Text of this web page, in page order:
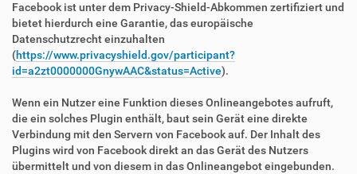
Facebook ist unter dem Privacy-Shield-Abkommen zertifiziert und
bietet hierdurch eine Garantie, das europäische
Datenschutzrecht einzuhalten
(https://www.privacyshield.gov/participant?
id=a2zt0000000GnywAAC&status=Active).
Wenn ein Nutzer eine Funktion dieses Onlineangebotes aufruft,
die ein solches Plugin enthält, baut sein Gerät eine direkte
Verbindung mit den Servern von Facebook auf. Der Inhalt des
Plugins wird von Facebook direkt an das Gerät des Nutzers
übermittelt und von diesem in das Onlineangebot eingebunden.